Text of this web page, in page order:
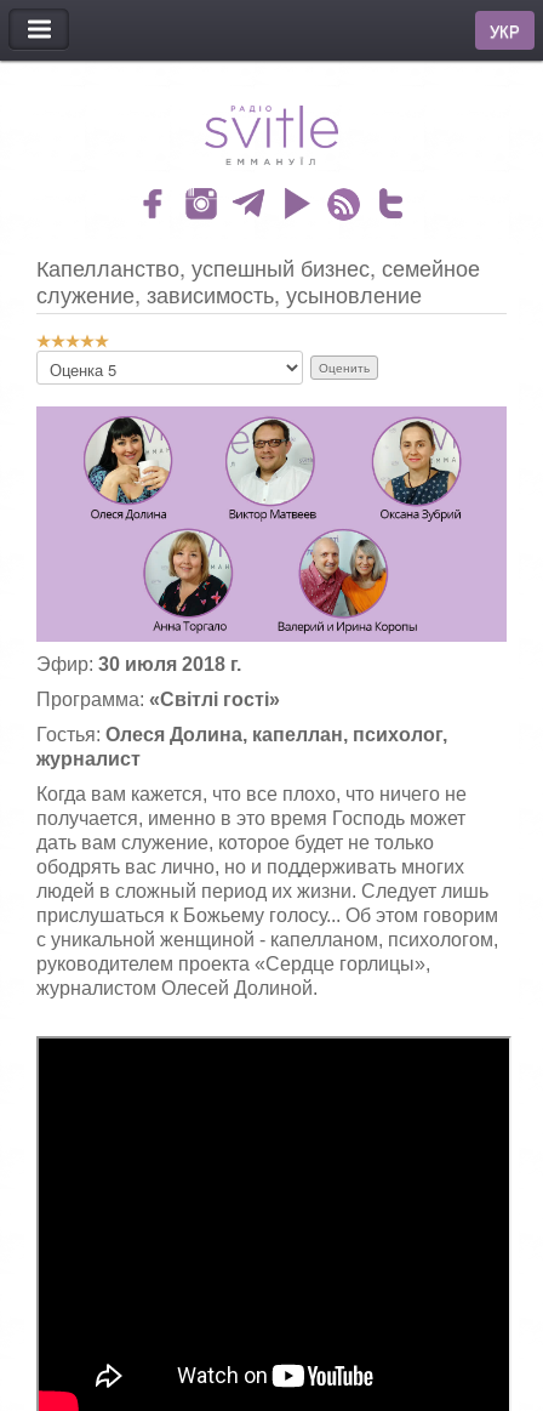
МЕНЮ
УКР
Капелланство, успешный бизнес, семейное
служение, зависимость, усыновление
Р
й
т
5
о
ж
е
н
и
т
е
Эфир: 30 июля 2018 г.
Программа: «Світлі гості»
Гостья: Олеся Долина, капеллан, психолог,
журналист
Когда вам кажется, что все плохо, что ничего не
получается, именно в это время Господь может
дать вам служение, которое будет не только
ободрять вас лично, но и поддерживать многих
людей в сложный период их жизни. Следует лишь
прислушаться к Божьему голосу... Об этом говорим
с уникальной женщиной - капелланом, психологом,
руководителем проекта «Сердце горлицы»,
журналистом Олесей Долиной.